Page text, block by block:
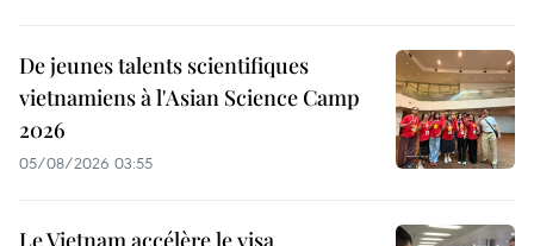
De jeunes talents scientifiques
vietnamiens à l'Asian Science Camp
2026
05/08/2026 03:55
Le Vietnam accélère le visa